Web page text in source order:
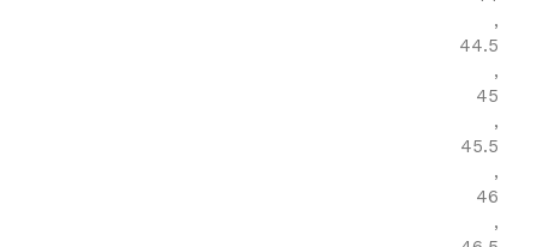
,
44.5
,
45
,
45.5
,
46
,